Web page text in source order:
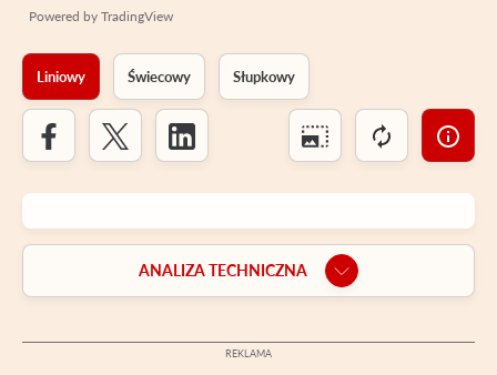
Powered by TradingView
Liniowy Świecowy Słupkowy
ANALIZA TECHNICZNA